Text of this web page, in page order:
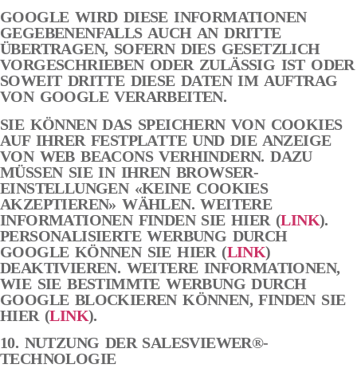
GOOGLE WIRD DIESE INFORMATIONEN
GEGEBENENFALLS AUCH AN DRITTE
ÜBERTRAGEN, SOFERN DIES GESETZLICH
VORGESCHRIEBEN ODER ZULÄSSIG IST ODER
SOWEIT DRITTE DIESE DATEN IM AUFTRAG
VON GOOGLE VERARBEITEN.
SIE KÖNNEN DAS SPEICHERN VON COOKIES
AUF IHRER FESTPLATTE UND DIE ANZEIGE
VON WEB BEACONS VERHINDERN. DAZU
MÜSSEN SIE IN IHREN BROWSER-
EINSTELLUNGEN «KEINE COOKIES
AKZEPTIEREN» WÄHLEN. WEITERE
INFORMATIONEN FINDEN SIE HIER (LINK).
PERSONALISIERTE WERBUNG DURCH
GOOGLE KÖNNEN SIE HIER (LINK)
DEAKTIVIEREN. WEITERE INFORMATIONEN,
WIE SIE BESTIMMTE WERBUNG DURCH
GOOGLE BLOCKIEREN KÖNNEN, FINDEN SIE
HIER (LINK).
10. NUTZUNG DER SALESVIEWER®-
TECHNOLOGIE